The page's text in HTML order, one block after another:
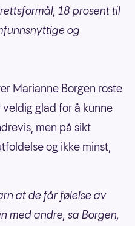
18 prosent til
og
Marianne Borgen roste
glad for å kunne
men på sikt
og ikke minst,
at de får følelse av
med andre, sa Borgen,